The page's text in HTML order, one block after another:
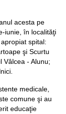
acesta pe
iunie, în localităţi
spital:
şi Scurtu
Vâlcea - Alunu;
medicale,
comune şi au
educaţie